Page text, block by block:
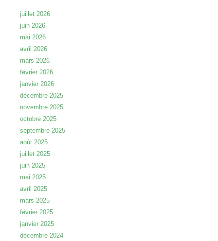
juillet 2026
juin 2026
mai 2026
avril 2026
mars 2026
février 2026
janvier 2026
décembre 2025
novembre 2025
octobre 2025
septembre 2025
août 2025
juillet 2025
juin 2025
mai 2025
avril 2025
mars 2025
février 2025
janvier 2025
décembre 2024